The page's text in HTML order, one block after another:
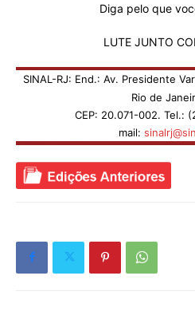
Diga pelo que
LUTE JUNTO
SINAL-RJ: End.: Av. Presidente
Rio de
CEP: 20.071-002. Tel.:
mail: